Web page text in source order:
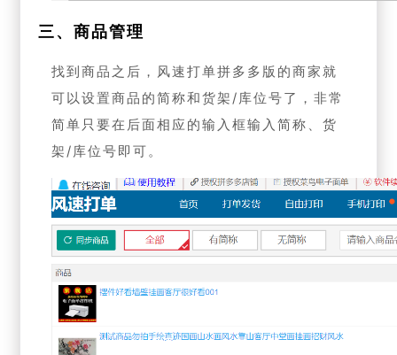
三、商品管理
找到商品之后，风速打单拼多多版的商家就
可以设置商品的简称和货架/库位号了，非常
简单只要在后面相应的输入框输入简称、货
架/库位号即可。